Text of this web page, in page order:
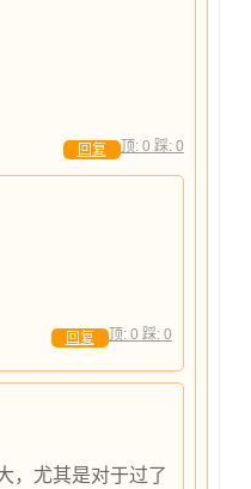
顶: 0 踩: 0
回复
顶: 0 踩: 0
回复
，尤其是对于过了